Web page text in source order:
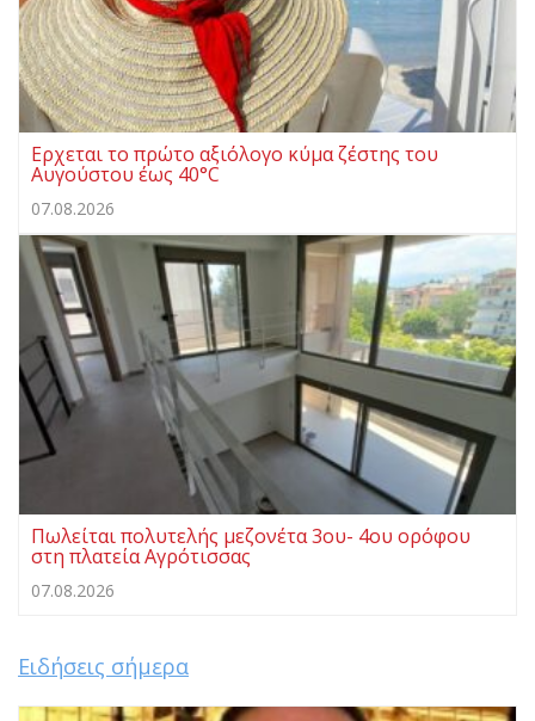
Ερχεται το πρώτο αξιόλογο κύμα ζέστης του
Αυγούστου έως 40°C
07.08.2026
Πωλείται πολυτελής μεζονέτα 3ου- 4ου ορόφου
στη πλατεία Αγρότισσας
07.08.2026
Ειδήσεις σήμερα